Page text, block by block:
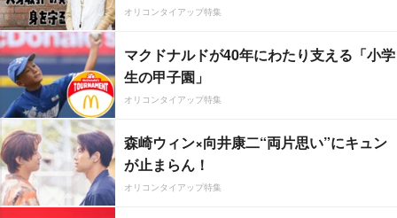
オリコンタイアップ特集
マクドナルドが40年にわたり支える「小学
生の甲子園」
オリコンタイアップ特集
森崎ウィン×向井康二“両片思い”にキュン
が止まらん！
オリコンタイアップ特集